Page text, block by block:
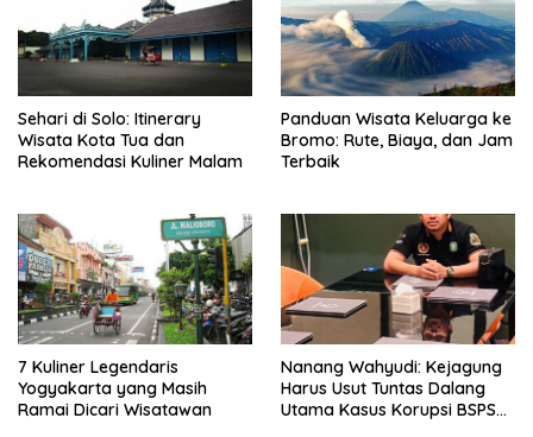
Sehari di Solo: Itinerary
Wisata Kota Tua dan
Rekomendasi Kuliner Malam
Panduan Wisata Keluarga ke
Bromo: Rute, Biaya, dan Jam
Terbaik
7 Kuliner Legendaris
Yogyakarta yang Masih
Ramai Dicari Wisatawan
Nanang Wahyudi: Kejagung
Harus Usut Tuntas Dalang
Utama Kasus Korupsi BSPS